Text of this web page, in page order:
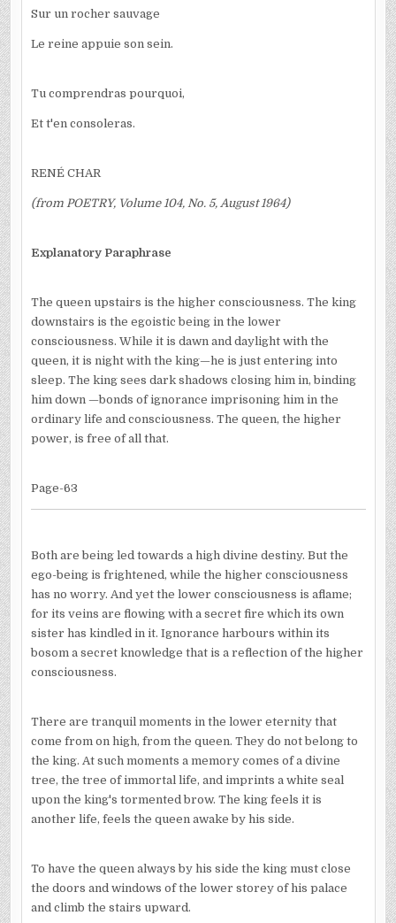
Sur un rocher sauvage
Le reine appuie son sein.
Tu comprendras pourquoi,
Et t'en consoleras.
RENÉ CHAR
(from POETRY, Volume 104, No. 5, August 1964)
Explanatory Paraphrase
The queen upstairs is the higher consciousness. The king
downstairs is the egoistic being in the lower
consciousness. While it is dawn and daylight with the
queen, it is night with the king—he is just entering into
sleep. The king sees dark shadows closing him in, binding
him down —bonds of ignorance imprisoning him in the
ordinary life and consciousness. The queen, the higher
power, is free of all that.
Page-63
Both are being led towards a high divine destiny. But the
ego-being is frightened, while the higher consciousness
has no worry. And yet the lower consciousness is aflame;
for its veins are flowing with a secret fire which its own
sister has kindled in it. Ignorance harbours within its
bosom a secret knowledge that is a reflection of the higher
consciousness.
There are tranquil moments in the lower eternity that
come from on high, from the queen. They do not belong to
the king. At such moments a memory comes of a divine
tree, the tree of immortal life, and imprints a white seal
upon the king's tormented brow. The king feels it is
another life, feels the queen awake by his side.
To have the queen always by his side the king must close
the doors and windows of the lower storey of his palace
and climb the stairs upward.